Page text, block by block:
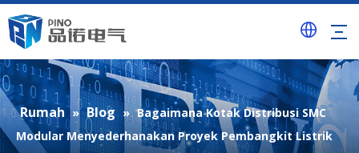
Rumah » Blog » Bagaimana Kotak Distribusi SMC
Modular Menyederhanakan Proyek Pembangkit Listrik